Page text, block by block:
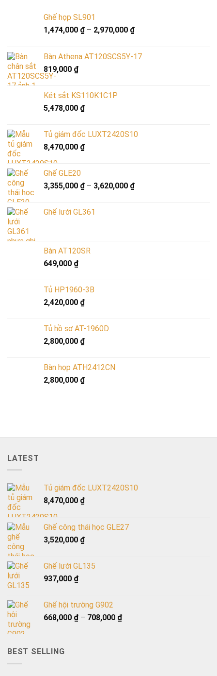
Ghế họp SL901
1,474,000 ₫– 2,970,000 ₫
Bàn Athena AT120SCS5Y-17
819,000 ₫
Két sắt KS110K1C1P
5,478,000 ₫
Tủ giám đốc LUXT2420S10
8,470,000 ₫
Ghế GLE20
3,355,000 ₫– 3,620,000 ₫
Ghế lưới GL361
Bàn AT120SR
649,000 ₫
Tủ HP1960-3B
2,420,000 ₫
Tủ hồ sơ AT-1960D
2,800,000 ₫
Bàn họp ATH2412CN
2,800,000 ₫
LATEST
Tủ giám đốc LUXT2420S10
8,470,000 ₫
Ghế công thái học GLE27
3,520,000 ₫
Ghế lưới GL135
937,000 ₫
Ghế hội trường G902
668,000 ₫– 708,000 ₫
BEST SELLING